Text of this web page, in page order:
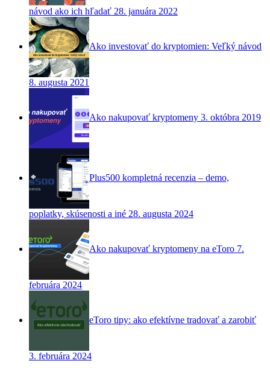
návod ako ich hľadať 28. januára 2022
Ako investovať do kryptomien: Veľký návod
8. augusta 2021
Ako nakupovať kryptomeny 3. októbra 2019
Plus500 kompletná recenzia – demo,
poplatky, skúsenosti a iné 28. augusta 2024
Ako nakupovať kryptomeny na eToro 7.
februára 2024
eToro tipy: ako efektívne tradovať a zarobiť
3. februára 2024